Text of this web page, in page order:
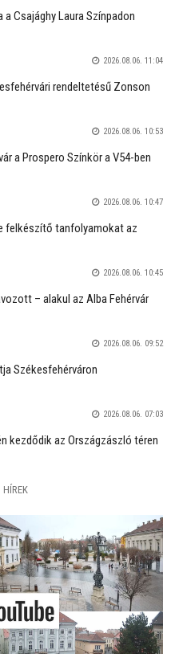
Csajághy Laura Színpadon
2026.08.06. 11:04
rendeltetésű Zonson
2026.08.06. 10:53
a Prospero Színkör a V54-ben
2026.08.06. 10:47
felkészítő tanfolyamokat az
2026.08.06. 10:45
– alakul az Alba Fehérvár
2026.08.06. 09:52
Székesfehérváron
2026.08.06. 07:03
kezdődik az Országzászló téren
HÍREK